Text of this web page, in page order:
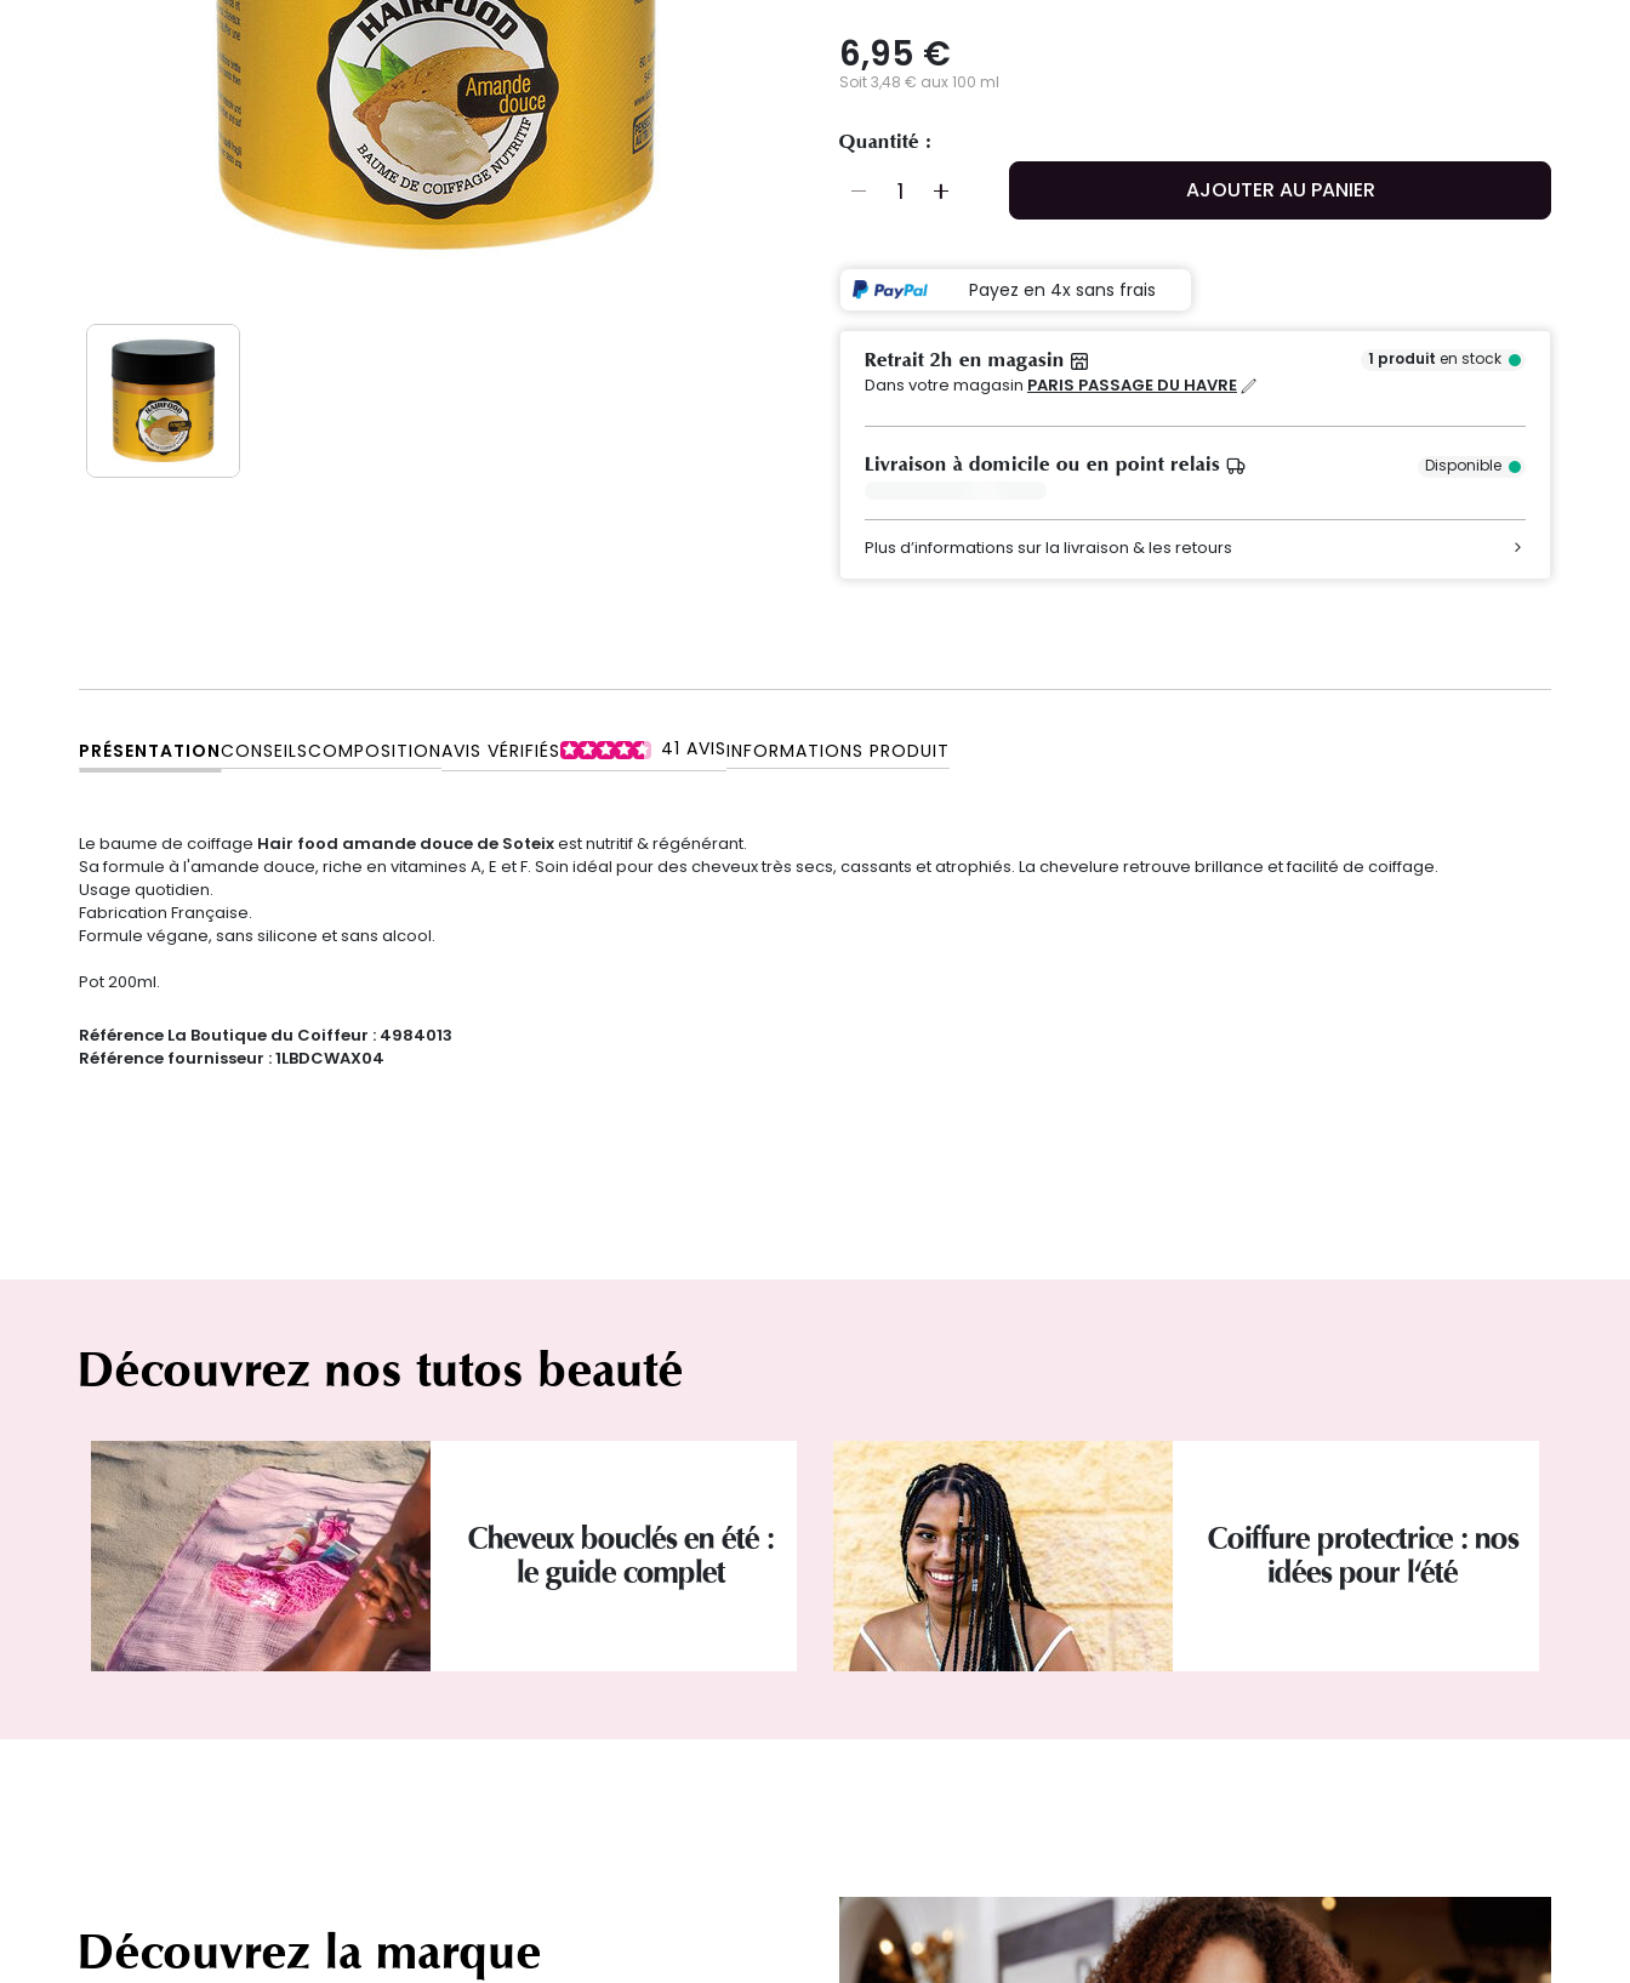
6,95 €
Soit 3,48 € aux 100 ml
Quantité :
AJOUTER AU PANIER
Payez en 4x sans frais
Retrait 2h en magasin 1 produit en stock
Dans votre magasin PARIS PASSAGE DU HAVRE
Livraison à domicile ou en point relais Disponible
Plus d’informations sur la livraison & les retours
PRÉSENTATIONCONSEILSCOMPOSITIONAVIS VÉRIFIÉS 41 AVISINFORMATIONS PRODUIT
Le baume de coiffage Hair food amande douce de Soteixestnutritif & régénérant.
Sa formule à l'amande douce, riche en vitamines A, E et F. Soin idéal pour des cheveux très secs, cassants et atrophiés. La chevelure retrouve brillance et facilité de coiffage.
Usage quotidien.
Fabrication Française.
Formule végane, sans silicone et sans alcool.
Pot 200ml.
Référence La Boutique du Coiffeur : 4984013
Référence fournisseur :1LBDCWAX04
Découvrez nos tutos beauté
Cheveux bouclés en été :
le guide complet
Coiffure protectrice : nos
idées pour l'été
Découvrez la marque